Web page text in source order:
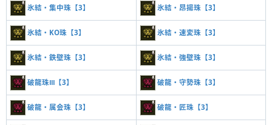
氷結・集中珠【3】 氷結・昂揚珠【3】
氷結・KO珠【3】 氷結・速変珠【3】
氷結・鉄壁珠【3】 氷結・強壁珠【3】
破龍珠Ⅲ【3】 破龍・守勢珠【3】
破龍・属会珠【3】 破龍・匠珠【3】